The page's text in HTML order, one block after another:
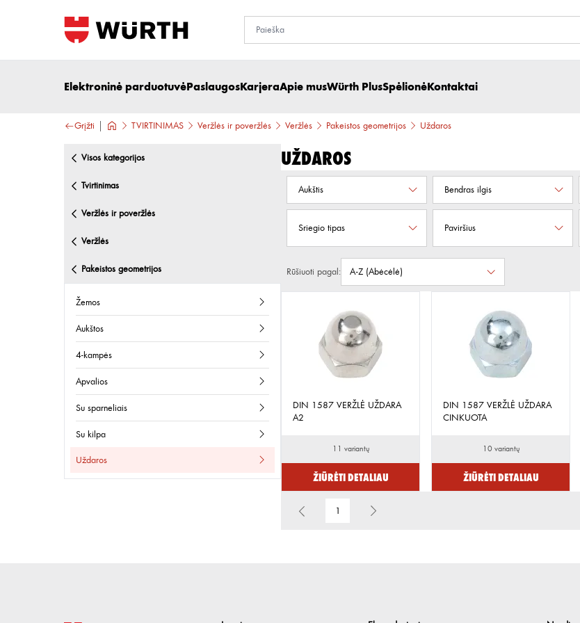
Elektroninė parduotuvėPaslaugosKarjeraApie musWürth PlusSpėlionėKontaktai
Grįžti TVIRTINIMAS Veržlės ir poveržlės Veržlės Pakeistos geometrijos Uždaros
visos kategorijos
tvirtinimas
veržlės ir poveržlės
veržlės
pakeistos geometrijos
žemos
aukštos
4-kampės
apvalios
su sparneliais
su kilpa
uždaros
Uždaros
Aukštis Bendras ilgis
Sriegio tipas Paviršius
Rūšiuoti pagal:
DIN 1587 VERŽLĖ UŽDARA
A2
11 variantų
Žiūrėti detaliau
DIN 1587 VERŽLĖ UŽDARA
CINKUOTA
10 variantų
Žiūrėti detaliau
1